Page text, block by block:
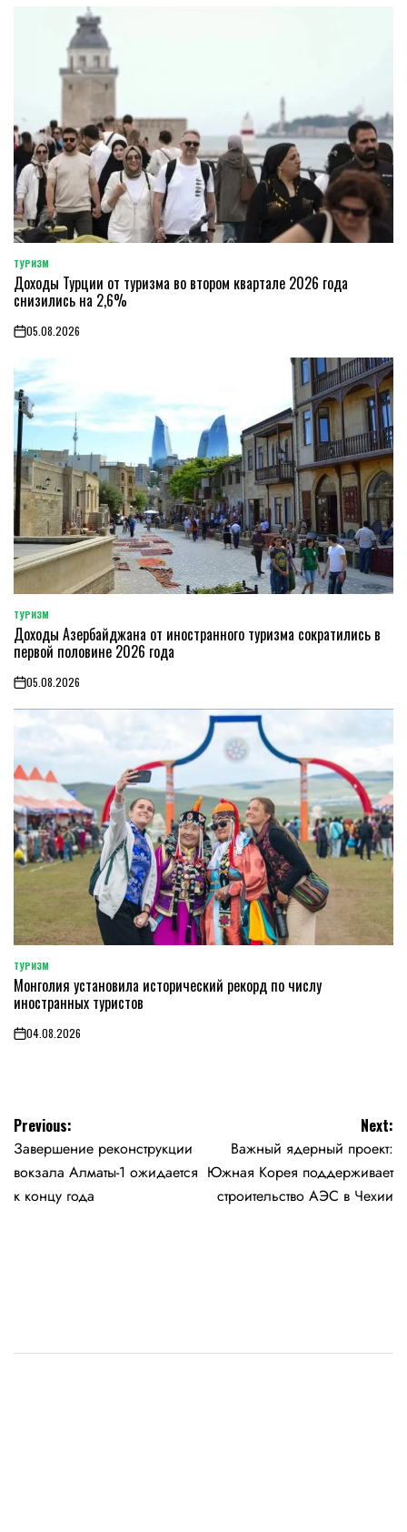
POSTED
IN
ТУРИЗМ
Доходы Турции от туризма во втором квартале 2026 года
снизились на 2,6%
on05.08.2026
POSTED
IN
ТУРИЗМ
Доходы Азербайджана от иностранного туризма сократились в
первой половине 2026 года
on05.08.2026
POSTED
IN
ТУРИЗМ
Монголия установила исторический рекорд по числу
иностранных туристов
on04.08.2026
Навигация
по
записям
Previous:
Завершение реконструкции
вокзала Алматы-1 ожидается
к концу года
Next:
Важный ядерный проект:
Южная Корея поддерживает
строительство АЭС в Чехии